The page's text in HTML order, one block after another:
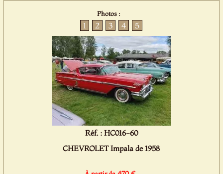
Photos :
1 2 3 4 5
Réf. : HC016-60
CHEVROLET Impala de 1958